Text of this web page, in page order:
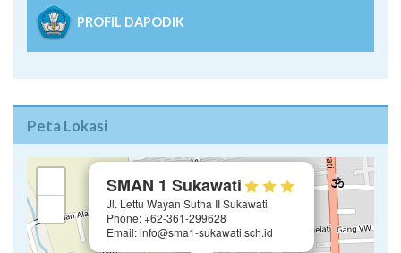
PROFIL DAPODIK
Peta Lokasi
SMAN 1 Sukawati
Jl. Lettu Wayan Sutha II Sukawati
Phone: +62-361-299628
Email: info@sma1-sukawati.sch.id